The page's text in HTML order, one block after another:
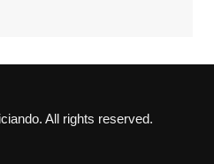
All rights reserved.